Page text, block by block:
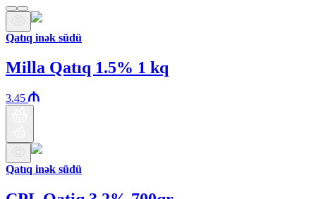
Qatıq inək südü
Milla Qatıq 1.5% 1 kq
3.45
Qatıq inək südü